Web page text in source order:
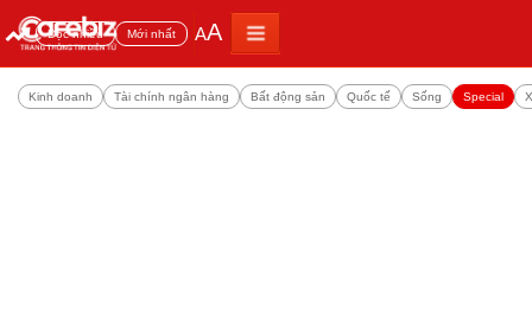
Đọc nhiều Mới nhất AA
Kinh doanh Tài chính ngân hàng Bất động sản Quốc tế Sống Special